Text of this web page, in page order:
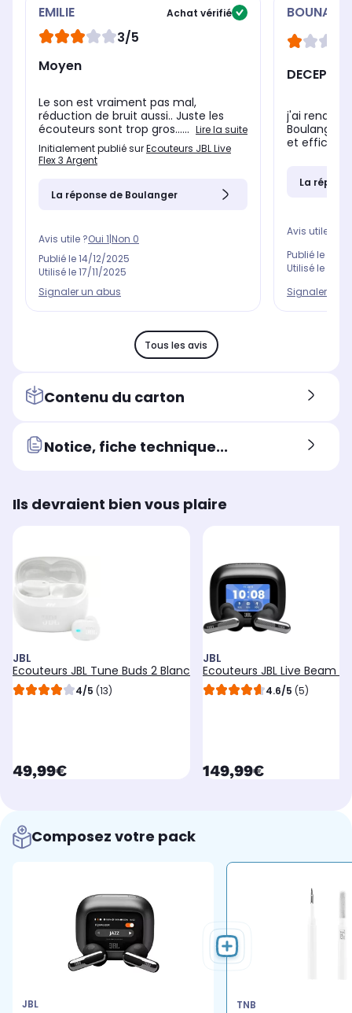
EMILIE Achat vérifié
3/5
Moyen
Le son est vraiment pas mal,
réduction de bruit aussi.. Juste les
écouteurs sont trop gros...... Lire la suite
Initialement publié surEcouteurs JBL Live
Flex 3 Argent
La réponse de Boulanger
Avis utile ?Oui 1 Non 0
Publié le14/12/2025
Utilisé le17/11/2025
Signaler un abus
BOUNA
j'ai rendu
Boulanger
et
La
Avis utile ?
Publié le
Utilisé le
Signaler un
Tous les avis
Contenu du carton
Notice, fiche technique...
Ils devraient bien vous plaire
JBL
Ecouteurs JBL Tune Buds 2 Blanc
4/5 (13)
currentPrice
49,99€
JBL
Ecouteurs JBL Live Beam 4
4.6/5 (5)
currentPrice
149,99€
Composez votre pack
JBL
TNB